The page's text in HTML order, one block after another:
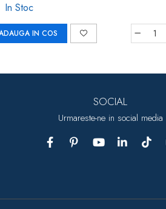
In Stoc
IN COS
SOCIAL
Urmareste-ne in social media